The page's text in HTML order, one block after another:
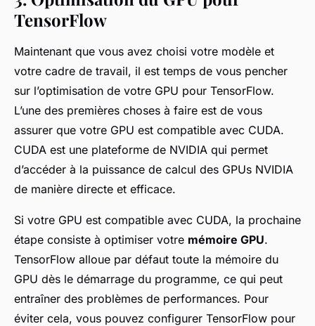
TensorFlow
Maintenant que vous avez choisi votre modèle et
votre cadre de travail, il est temps de vous pencher
sur l’optimisation de votre GPU pour TensorFlow.
L’une des premières choses à faire est de vous
assurer que votre GPU est compatible avec CUDA.
CUDA est une plateforme de NVIDIA qui permet
d’accéder à la puissance de calcul des GPUs NVIDIA
de manière directe et efficace.
Si votre GPU est compatible avec CUDA, la prochaine
étape consiste à optimiser votre mémoire GPU.
TensorFlow alloue par défaut toute la mémoire du
GPU dès le démarrage du programme, ce qui peut
entraîner des problèmes de performances. Pour
éviter cela, vous pouvez configurer TensorFlow pour